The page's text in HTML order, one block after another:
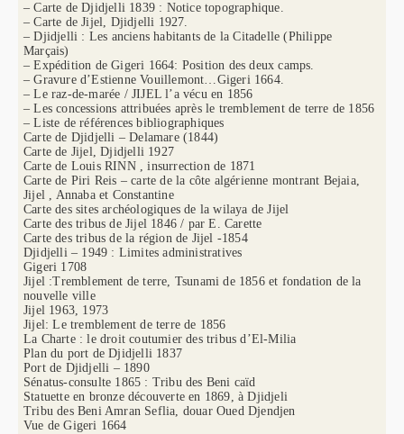
– Carte de Djidjelli 1839 : Notice topographique.
– Carte de Jijel, Djidjelli 1927.
– Djidjelli : Les anciens habitants de la Citadelle (Philippe
Marçais)
– Expédition de Gigeri 1664: Position des deux camps.
– Gravure d’Estienne Vouillemont…Gigeri 1664.
– Le raz-de-marée / JIJEL l’a vécu en 1856
– Les concessions attribuées après le tremblement de terre de 1856
– Liste de références bibliographiques
Carte de Djidjelli – Delamare (1844)
Carte de Jijel, Djidjelli 1927
Carte de Louis RINN , insurrection de 1871
Carte de Piri Reis – carte de la côte algérienne montrant Bejaia,
Jijel , Annaba et Constantine
Carte des sites archéologiques de la wilaya de Jijel
Carte des tribus de Jijel 1846 / par E. Carette
Carte des tribus de la région de Jijel -1854
Djidjelli – 1949 : Limites administratives
Gigeri 1708
Jijel :Tremblement de terre, Tsunami de 1856 et fondation de la
nouvelle ville
Jijel 1963, 1973
Jijel: Le tremblement de terre de 1856
La Charte : le droit coutumier des tribus d’El-Milia
Plan du port de Djidjelli 1837
Port de Djidjelli – 1890
Sénatus-consulte 1865 : Tribu des Beni caïd
Statuette en bronze découverte en 1869, à Djidjeli
Tribu des Beni Amran Seflia, douar Oued Djendjen
Vue de Gigeri 1664